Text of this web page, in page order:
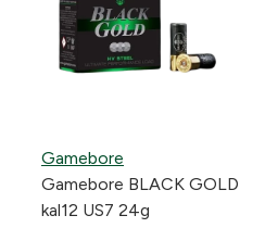
Gamebore
Gamebore BLACK GOLD
kal12 US7 24g